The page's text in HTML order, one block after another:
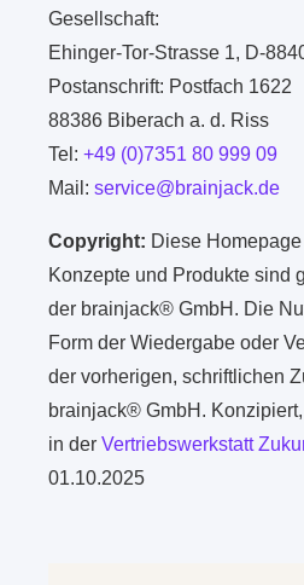
Gesellschaft:
Ehinger-Tor-Strasse 1, D-
Postanschrift: Postfach 1622
88386 Biberach a. d. Riss
Tel:+49 (0)7351 80 999 09
Mail:service@brainjack.de
Copyright: Diese
Konzepte und Produkte sind
der brainjack® GmbH. Die
Form der Wiedergabe oder
der vorherigen, schriftlichen
brainjack® GmbH.
in derVertriebswerkstatt
01.10.2025